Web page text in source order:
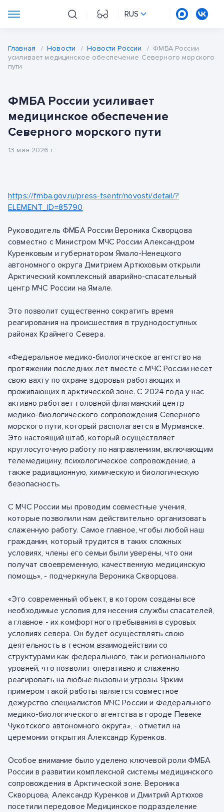
RUS
Главная / Новости / Новости России / ФМБА России
усиливает медицинское обеспечение Северного морского
пути
ФМБА России усиливает
медицинское обеспечение
Северного морского пути
13 мая 2026 г.
https://fmba.gov.ru/press-tsentr/novosti/detail/?
ELEMENT_ID=85790
Руководитель ФМБА России Вероника Скворцова
совместно с Министром МЧС России Александром
Куренковым и губернатором Ямало-Ненецкого
автономного округа Дмитрием Артюховым открыли
Арктический комплексный аварийно-спасательный
центр МЧС России на Ямале.
Это позволит существенно сократить время
реагирования на происшествия в труднодоступных
районах Крайнего Севера.
«Федеральное медико-биологическое агентство на
протяжении последних лет вместе с МЧС России несет
свою вахту по охране здоровья работающих и
проживающих в арктической зоне. С 2024 года у нас
активно работает головной флагманский центр
медико-биологического сопровождения Северного
морского пути, который располагается в Мурманске.
Это настоящий штаб, который осуществляет
круглосуточную работу по направлениям, включающим
телемедицину, психологическое сопровождение, а
также радиационную, химическую и биологическую
безопасность.
С МЧС России мы проводим совместные учения,
которые позволили нам действительно организовать
слаженную работу. Самое главное, чтобы любой наш
гражданин, который трудится в таких сложных
условиях, члены его семьи были уверены, что они
получат своевременную, качественную медицинскую
помощь», - подчеркнула Вероника Скворцова.
«Это современный объект, в котором созданы все
необходимые условия для несения службы спасателей,
а главное - их комфортного пребывания в суровых
условиях севера. Он будет осуществлять свою
деятельность в тесном взаимодействии со
структурами как федерального, так и регионального
уровней, что позволит оперативно и слаженно
реагировать на любые вызовы и угрозы. Ярким
примером такой работы является совместное
дежурство специалистов МЧС России и Федерального
медико-биологического агентства в городе Певеке
Чукотского автономного округа», - отметил на
церемонии открытия Александр Куренков.
Особое внимание было уделено ключевой роли ФМБА
России в развитии комплексной системы медицинского
сопровождения в Арктической зоне. Вероника
Скворцова, Александр Куренков и Дмитрий Артюхов
посетили передовое Медицинское подразделение